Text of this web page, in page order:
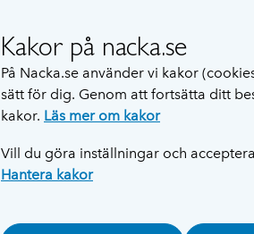
Kakor på nacka.se
På Nacka.se använder vi kakor
sätt för dig. Genom att fortsätta ditt
kakor. Läs mer om kakor
Vill du göra inställningar och
Hantera kakor